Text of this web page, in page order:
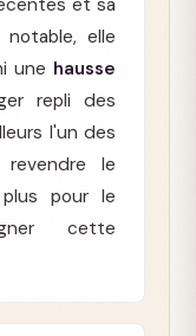
elle
une hausse
repli des
l'un des
le
pour le
cette